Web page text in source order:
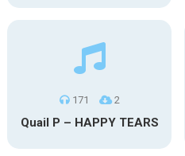
171 2
Quail P – HAPPY TEARS